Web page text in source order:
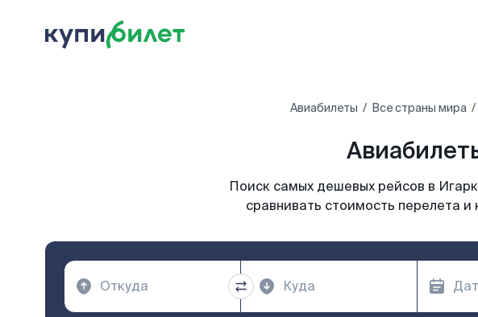
Авиабилеты Все страны мира
Поиск самых дешевых рейсов в
сравнивать стоимость перелета